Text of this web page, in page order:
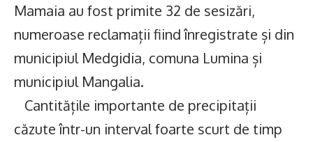
Mamaia au fost primite 32 de sesizări,
numeroase reclamații fiind înregistrate și din
municipiul Medgidia, comuna Lumina și
municipiul Mangalia.
Cantitățile importante de precipitații
căzute într-un interval foarte scurt de timp